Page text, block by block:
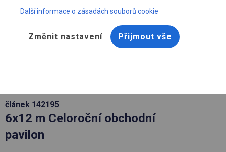
článek 142195
6x12 m Celoroční obchodní
pavilon
Další informace o zásadách souborů cookie
Změnit nastavení Přijmout vše